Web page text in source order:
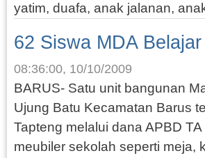
yatim, duafa, anak jalanan,
62 Siswa MDA
08:36:00, 10/10/2009
BARUS- Satu unit bangunan
Ujung Batu Kecamatan Barus
Tapteng melalui dana APBD
meubiler sekolah seperti meja,